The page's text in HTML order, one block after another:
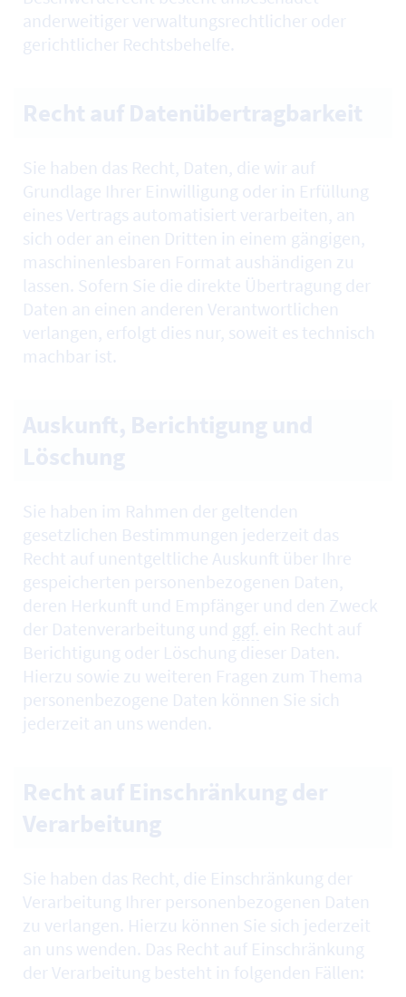
anderweitiger verwaltungsrechtlicher oder
gerichtlicher Rechtsbehelfe.
Sie haben das Recht, Daten, die wir auf
Grundlage Ihrer Einwilligung oder in Erfüllung
eines Vertrags automatisiert verarbeiten, an
sich oder an einen Dritten in einem gängigen,
maschinenlesbaren Format aushändigen zu
lassen. Sofern Sie die direkte Übertragung der
Daten an einen anderen Verantwortlichen
verlangen, erfolgt dies nur, soweit es technisch
machbar ist.
Sie haben im Rahmen der geltenden
gesetzlichen Bestimmungen jederzeit das
Recht auf unentgeltliche Auskunft über Ihre
gespeicherten personenbezogenen Daten,
deren Herkunft und Empfänger und den Zweck
der Datenverarbeitung und ggf. ein Recht auf
Berichtigung oder Löschung dieser Daten.
Hierzu sowie zu weiteren Fragen zum Thema
personenbezogene Daten können Sie sich
jederzeit an uns wenden.
Sie haben das Recht, die Einschränkung der
Verarbeitung Ihrer personenbezogenen Daten
zu verlangen. Hierzu können Sie sich jederzeit
an uns wenden. Das Recht auf Einschränkung
der Verarbeitung besteht in folgenden Fällen: